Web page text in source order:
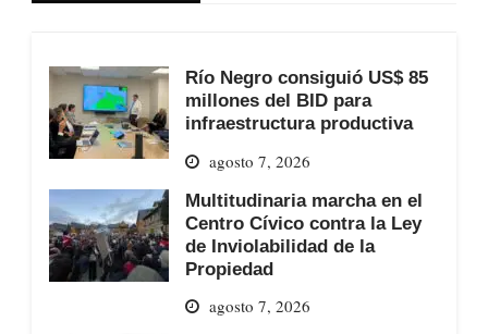
Río Negro consiguió US$ 85
millones del BID para
infraestructura productiva
agosto 7, 2026
Multitudinaria marcha en el
Centro Cívico contra la Ley
de Inviolabilidad de la
Propiedad
agosto 7, 2026